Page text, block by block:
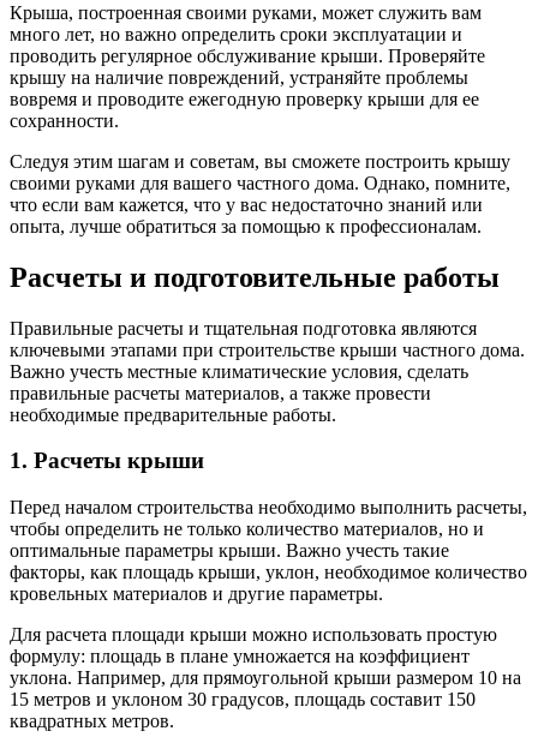
Крыша, построенная своими руками, может служить вам
много лет, но важно определить сроки эксплуатации и
проводить регулярное обслуживание крыши. Проверяйте
крышу на наличие повреждений, устраняйте проблемы
вовремя и проводите ежегодную проверку крыши для ее
сохранности.
Следуя этим шагам и советам, вы сможете построить крышу
своими руками для вашего частного дома. Однако, помните,
что если вам кажется, что у вас недостаточно знаний или
опыта, лучше обратиться за помощью к профессионалам.
Расчеты и подготовительные работы
Правильные расчеты и тщательная подготовка являются
ключевыми этапами при строительстве крыши частного дома.
Важно учесть местные климатические условия, сделать
правильные расчеты материалов, а также провести
необходимые предварительные работы.
1. Расчеты крыши
Перед началом строительства необходимо выполнить расчеты,
чтобы определить не только количество материалов, но и
оптимальные параметры крыши. Важно учесть такие
факторы, как площадь крыши, уклон, необходимое количество
кровельных материалов и другие параметры.
Для расчета площади крыши можно использовать простую
формулу: площадь в плане умножается на коэффициент
уклона. Например, для прямоугольной крыши размером 10 на
15 метров и уклоном 30 градусов, площадь составит 150
квадратных метров.